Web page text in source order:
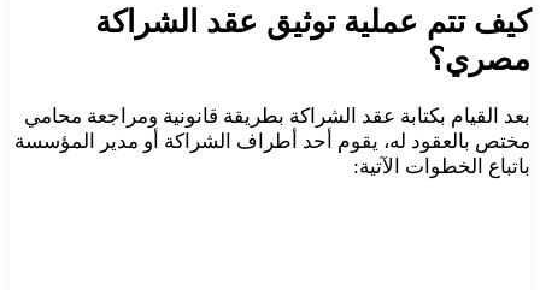
كيف تتم عملية توثيق عقد الشراكة
مصري؟
بعد القيام بكتابة عقد الشراكة بطريقة قانونية ومراجعة محامي
مختص بالعقود له، يقوم أحد أطراف الشراكة أو مدير المؤسسة
باتباع الخطوات الآتية: